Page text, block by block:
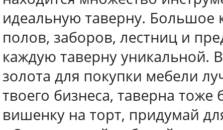
идеальную таверну. Большое
полов, заборов, лестниц и
каждую таверну уникальной.
золота для покупки мебели
твоего бизнеса, таверна
вишенку на торт, придумай